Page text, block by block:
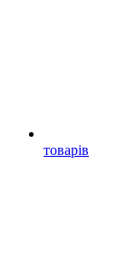
товарів